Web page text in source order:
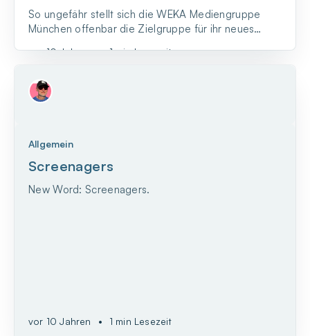
So ungefähr stellt sich die WEKA Mediengruppe
München offenbar die Zielgruppe für ihr neues
vor 10 Jahren • 1 min Lesezeit
Allgemein
Screenagers
New Word: Screenagers.
vor 10 Jahren • 1 min Lesezeit